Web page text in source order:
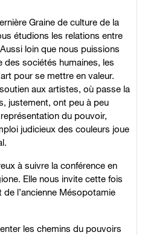
Graine de culture de la
étudions les relations entre
loin que nous puissions
des sociétés humaines, les
pour se mettre en valeur.
aux artistes, où passe la
justement, ont peu à peu
du pouvoir,
judicieux des couleurs joue
à suivre la conférence en
Elle nous invite cette fois
l’ancienne Mésopotamie
les chemins du pouvoirs